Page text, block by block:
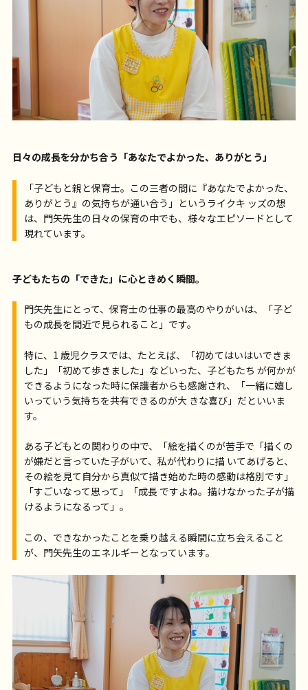
日々の成長を分かち合う「あなたでよかった、ありがとう」
「子どもと親と保育士。この三者の間に『あなたでよかった、
ありがとう』の気持ちが通い合う」というライクキ ッズの想
は、門矢先生の日々の保育の中でも、様々なエピソードとして
現れています。
子どもたちの「できた」に心ときめく瞬間。
門矢先生にとって、保育士の仕事の最高のやりがいは、「子ど
もの成長を間近で見られること」です。
特に、1 歳児クラスでは、たとえば、「初めてはいはいできま
した」「初めて歩きました」などいった、子どもたち が何かが
できるようになった時に保護者からも感謝され、「一緒に嬉し
いっていう気持ちを共有できるのが大 きな喜び」だといいま
す。
ある子どもとの関わりの中で、「絵を描くのが苦手で「描くの
が嫌だと言っていた子がいて、私が代わりに描 いてあげると、
その絵を見て自分から真似て描き始めた時の感動は格別です」
「すごいなって思って」「成長 ですよね。描けなかった子が描
けるようになるって」。
この、できなかったことを乗り越える瞬間に立ち会えること
が、門矢先生のエネルギーとなっています。